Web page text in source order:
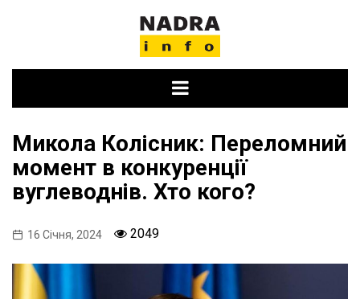
Микола Колісник: Переломний
момент в конкуренції
вуглеводнів. Хто кого?
16 Січня, 2024 2049